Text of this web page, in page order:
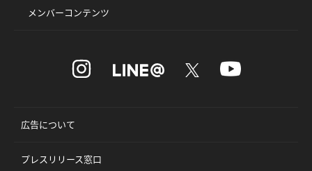
メンバーコンテンツ
広告について
プレスリリース窓口